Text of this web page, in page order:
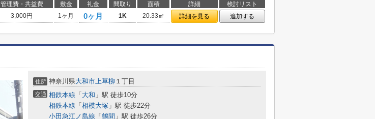
管理費・共益費 敷金 礼金 間取り 面積 詳細
検討リスト
3,000円 1ヶ月 0ヶ月 1K 20.33㎡ 詳細を見る 追加する
住所 神奈川県大和市上草柳 １丁目
交通 相鉄本線 「 大和 」駅 徒歩10分
相鉄本線 「 相模大塚 」駅 徒歩22分
小田急江ノ島線 「 鶴間 」駅 徒歩26分